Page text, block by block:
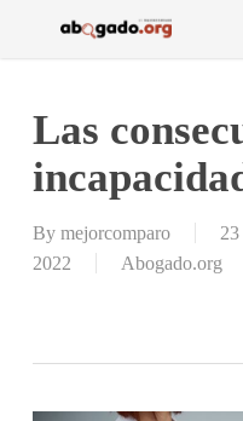
Las
By mejorcomparo
2022
Abogado.org